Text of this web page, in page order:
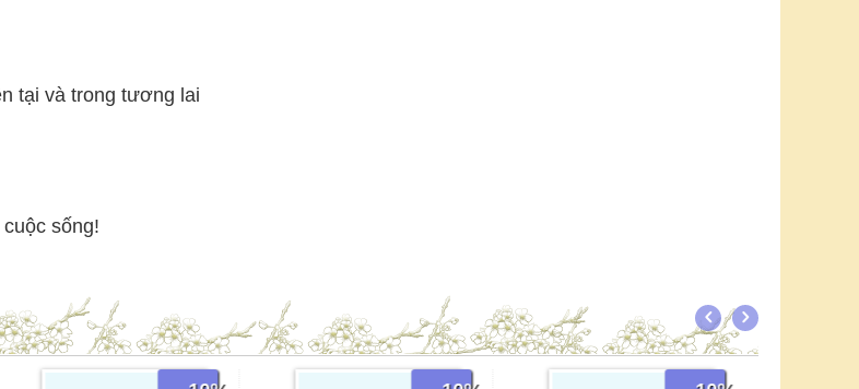
tại và trong tương lai
sống!